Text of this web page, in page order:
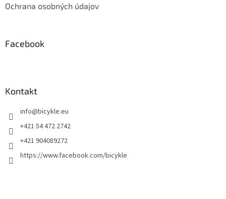
Ochrana osobných údajov
Facebook
Kontakt
info@bicykle.eu
+421 54 472 2742
+421 904089272
https://www.facebook.com/bicykle